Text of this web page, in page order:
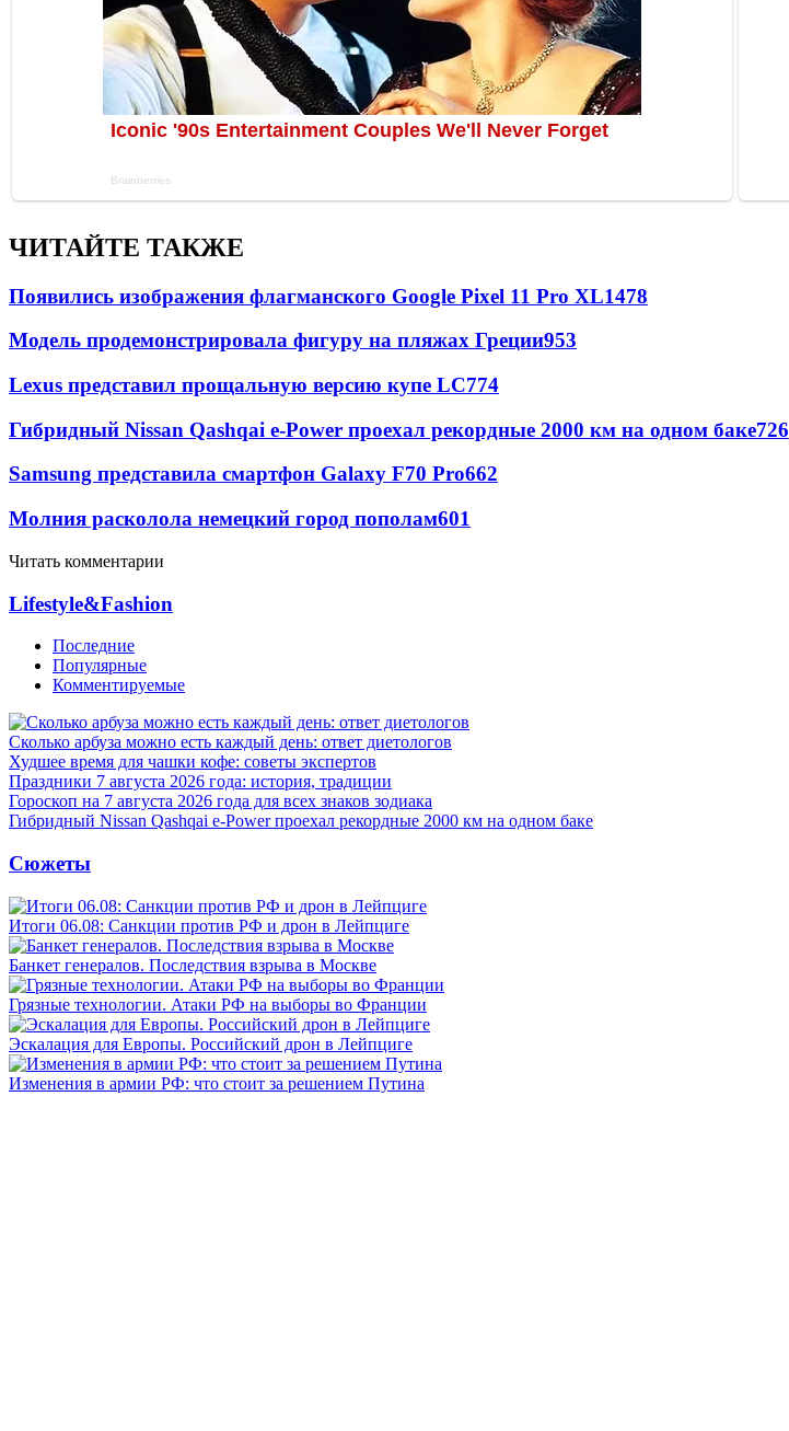
ЧИТАЙТЕ ТАКЖЕ
Появились изображения флагманского Google Pixel 11 Pro XL1478
Модель продемонстрировала фигуру на пляжах Греции953
Lexus представил прощальную версию купе LC774
Гибридный Nissan Qashqai e-Power проехал рекордные 2000 км на одном баке726
Samsung представила смартфон Galaxy F70 Pro662
Молния расколола немецкий город пополам601
Читать комментарии
Lifestyle&Fashion
Последние
Популярные
Комментируемые
Сколько арбуза можно есть каждый день: ответ диетологов
Худшее время для чашки кофе: советы экспертов
Праздники 7 августа 2026 года: история, традиции
Гороскоп на 7 августа 2026 года для всех знаков зодиака
Гибридный Nissan Qashqai e-Power проехал рекордные 2000 км на одном баке
Сюжеты
Итоги 06.08: Санкции против РФ и дрон в Лейпциге
Банкет генералов. Последствия взрыва в Москве
Грязные технологии. Атаки РФ на выборы во Франции
Эскалация для Европы. Российский дрон в Лейпциге
Изменения в армии РФ: что стоит за решением Путина